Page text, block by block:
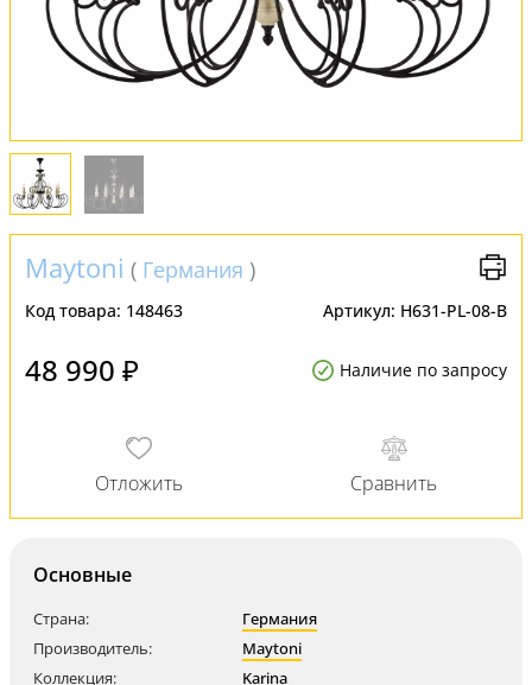
Отзывы
Maytoni ( Германия )
Код товара: 148463 Артикул: H631-PL-08-B
48 990 ₽ Наличие по запросу
Основные
Страна:
Германия
Производитель:
Maytoni
Коллекция:
Karina